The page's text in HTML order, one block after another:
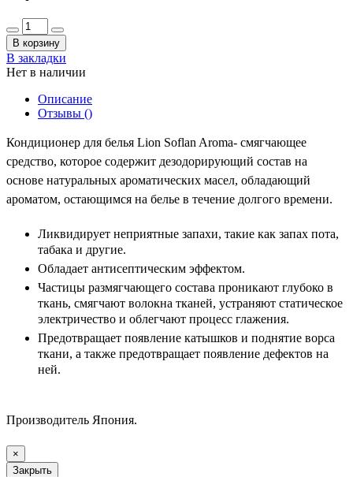
В корзину
В закладки
Нет в наличии
Описание
Отзывы ()
Кондиционер для белья Lion Soflan Aroma- смягчающее
средство, которое содержит дезодорирующий состав на
основе натуральных ароматических масел, обладающий
ароматом, остающимся на белье в течение долгого времени.
Ликвидирует неприятные запахи, такие как запах пота,
табака и другие.
Обладает антисептическим эффектом.
Частицы размягчающего состава проникают глубоко в
ткань, смягчают волокна тканей, устраняют статическое
электричество и облегчают процесс глажения.
Предотвращает появление катышков и поднятие ворса
ткани, а также предотвращает появление дефектов на
ней.
Производитель Япония.
×
Закрыть